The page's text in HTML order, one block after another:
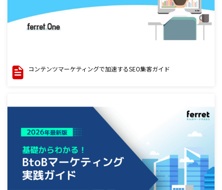
コンテンツマーケティングで加速するSEO集客ガイド